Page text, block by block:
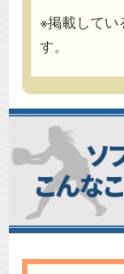
※掲載してい
す。